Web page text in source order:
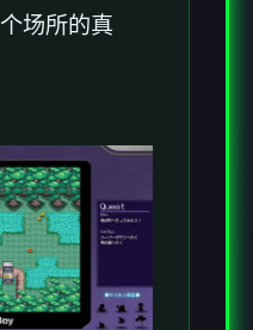
场所的真